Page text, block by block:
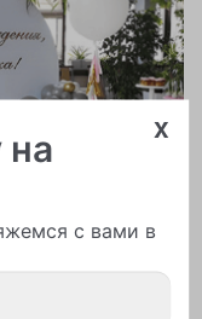
x
на
с вами в